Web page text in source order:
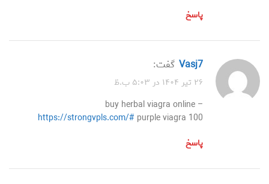
پاسخ
vasj7 گفت:
۲۶ تیر ۱۴۰۴ در ۵:۰۳ ب.ظ
buy herbal viagra online –
https://strongvpls.com/# purple viagra 100
پاسخ